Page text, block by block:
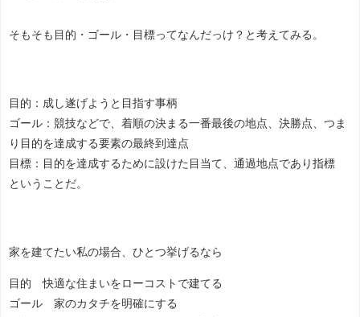
そもそも目的・ゴール・目標ってなんだっけ？と考えてみる。
目的：成し遂げようと目指す事柄
ゴール：競技などで、着順の決まる一番最後の地点、決勝点、つま
り目的を達成する要素の最終到達点
目標：目的を達成するために設けた目当て、通過地点であり指標
ということだ。
家を建てたい私の場合、ひとつ挙げるなら
目的 快適な住まいをローコストで建てる
ゴール 家のカタチを明確にする